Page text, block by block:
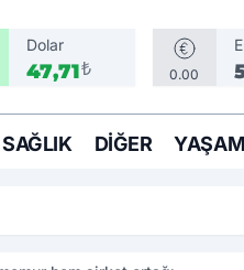
Dolar
47,71₺ 0.00
SAĞLIK DIĞER YAŞAM